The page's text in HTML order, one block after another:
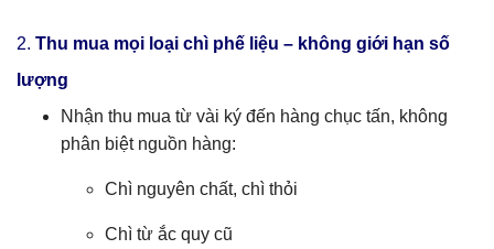
2. Thu mua mọi loại chì phế liệu – không giới hạn số
lượng
Nhận thu mua từ vài ký đến hàng chục tấn, không
phân biệt nguồn hàng:
Chì nguyên chất, chì thỏi
Chì từ ắc quy cũ